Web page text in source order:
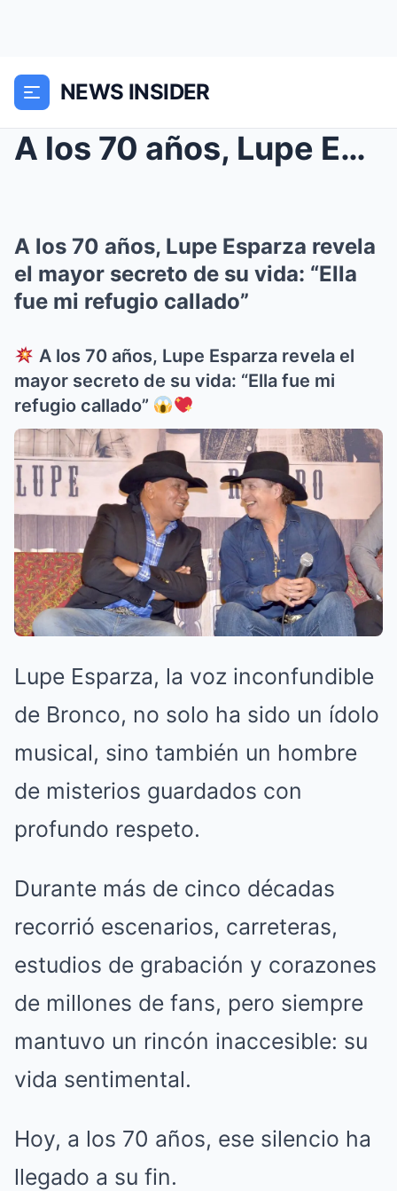
NEWS INSIDER
A los 70 años, Lupe Esparza revela el mayor secret...
A los 70 años, Lupe Esparza revela
el mayor secreto de su vida: “Ella
fue mi refugio callado”
A los 70 años, Lupe Esparza revela el
mayor secreto de su vida: “Ella fue mi
refugio callado”
Lupe Esparza, la voz inconfundible
de Bronco, no solo ha sido un ídolo
musical, sino también un hombre
de misterios guardados con
profundo respeto.
Durante más de cinco décadas
recorrió escenarios, carreteras,
estudios de grabación y corazones
de millones de fans, pero siempre
mantuvo un rincón inaccesible: su
vida sentimental.
Hoy, a los 70 años, ese silencio ha
llegado a su fin.